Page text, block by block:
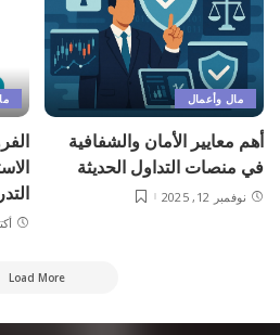
مال وأعمال
أهم معايير الأمان والشفافية
في منصات التداول الحديثة
نوفمبر 12, 2025
Load More